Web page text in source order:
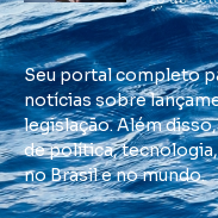
Seu portal completo
notícias sobre
legislação. Além
de política,
no Brasil e no mundo.